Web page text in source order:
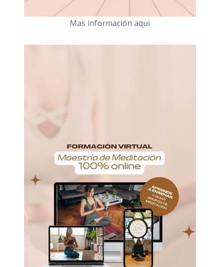
Mas información aqui